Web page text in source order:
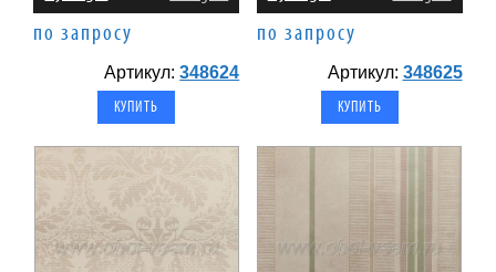
по запросу
Артикул:348624
по запросу
Артикул: 348625